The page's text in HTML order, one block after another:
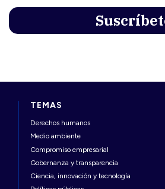
TEMAS
Derechos humanos
Medio ambiente
Compromiso empresarial
Gobernanza y transparencia
Ciencia, innovación y tecnología